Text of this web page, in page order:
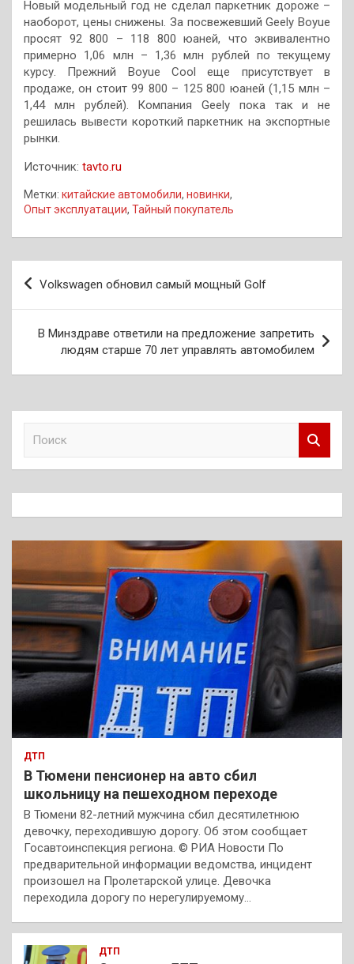
Новый модельный год не сделал паркетник дороже –
наоборот, цены снижены. За посвежевший Geely Boyue
просят 92 800 – 118 800 юаней, что эквивалентно
примерно 1,06 млн – 1,36 млн рублей по текущему
курсу. Прежний Boyue Cool еще присутствует в
продаже, он стоит 99 800 – 125 800 юаней (1,15 млн –
1,44 млн рублей). Компания Geely пока так и не
решилась вывести короткий паркетник на экспортные
рынки.
Источник: tavto.ru
Метки: китайские автомобили, новинки,
Опыт эксплуатации, Тайный покупатель
Навигация
по
Volkswagen обновил самый мощный Golf
В Минздраве ответили на предложение запретить
людям старше 70 лет управлять автомобилем
к
ДТП
В Тюмени пенсионер на авто сбил
школьницу на пешеходном переходе
В Тюмени 82-летний мужчина сбил десятилетнюю
девочку, переходившую дорогу. Об этом сообщает
Госавтоинспекция региона. © РИА Новости По
предварительной информации ведомства, инцидент
произошел на Пролетарской улице. Девочка
переходила дорогу по нерегулируемому…
ДТП